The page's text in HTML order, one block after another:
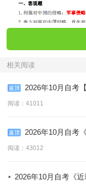
相关阅读
2026年10月自考
阅读：41011
2026年10月自考
阅读：43012
· 2026年10月自考《